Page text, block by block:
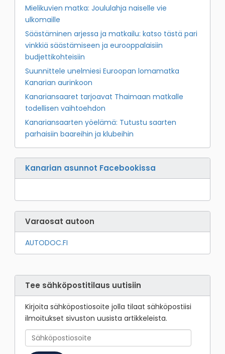
Mielikuvien matka: Joululahja naiselle vie
ulkomaille
Säästäminen arjessa ja matkailu: katso tästä pari
vinkkiä säästämiseen ja eurooppalaisiin
budjettikohteisiin
Suunnittele unelmiesi Euroopan lomamatka
Kanarian aurinkoon
Kanariansaaret tarjoavat Thaimaan matkalle
todellisen vaihtoehdon
Kanariansaarten yöelämä: Tutustu saarten
parhaisiin baareihin ja klubeihin
Kanarian asunnot Facebookissa
Varaosat autoon
AUTODOC.FI
Tee sähköpostitilaus uutisiin
Kirjoita sähköpostiosoite jolla tilaat sähköpostiisi
ilmoitukset sivuston uusista artikkeleista.
Sähköpostiosoite